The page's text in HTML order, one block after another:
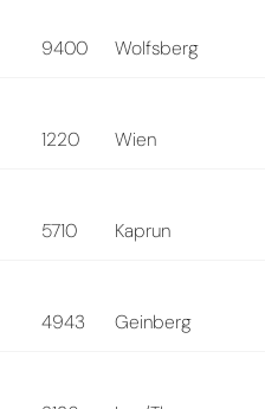
9400 Wolfsberg
1220 Wien
5710 Kaprun
4943 Geinberg